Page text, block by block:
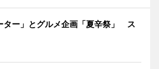
ター」とグルメ企画「夏辛祭」 ス